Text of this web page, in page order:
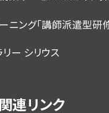
ニング「講師派遣型研
リー シリウス
連リンク